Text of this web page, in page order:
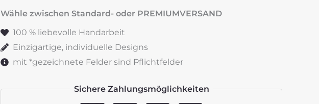
schwarz"
Wähle zwischen Standard- oder PREMIUMVERSAND
100 % liebevolle Handarbeit
Einzigartige, individuelle Designs
mit *gezeichnete Felder sind Pflichtfelder
Sichere Zahlungsmöglichkeiten